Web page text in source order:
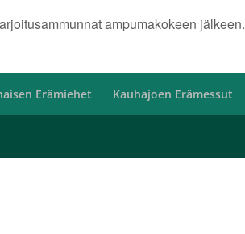
ampumakokeen jälkeen.
Erämiehet Kauhajoen Erämessut